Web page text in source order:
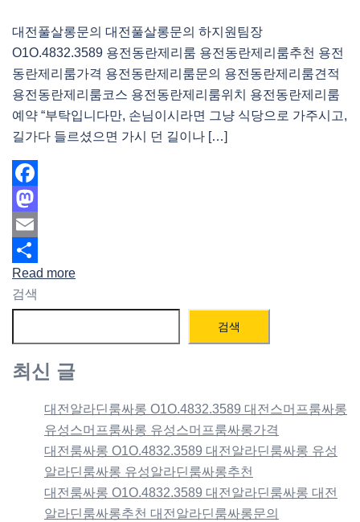
대전풀살롱문의 대전풀살롱문의 하지원팀장
O1O.4832.3589 용전동란제리룸 용전동란제리룸추천 용전
동란제리룸가격 용전동란제리룸문의 용전동란제리룸견적
용전동란제리룸코스 용전동란제리룸위치 용전동란제리룸
예약 “부탁입니다만, 손님이시라면 그냥 식당으로 가주시고,
길가다 들르셨으면 가시 던 길이나 […]
Facebook
Mastodon
Email
Share
Read more
검색
검색
최신 글
대전알라딘룸싸롱 O1O.4832.3589 대전스머프룸싸롱
유성스머프룸싸롱 유성스머프룸싸롱가격
대전룸싸롱 O1O.4832.3589 대전알라딘룸싸롱 유성
알라딘룸싸롱 유성알라딘룸싸롱추천
대전룸싸롱 O1O.4832.3589 대전알라딘룸싸롱 대전
알라딘룸싸롱추천 대전알라딘룸싸롱문의